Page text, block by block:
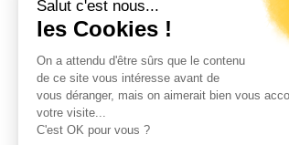
Salut c'est nous...
les Cookies !
On a attendu d'être sûrs que le contenu
de ce site vous intéresse avant de
vous déranger, mais on aimerait bien vous
votre visite...
C'est OK pour vous ?